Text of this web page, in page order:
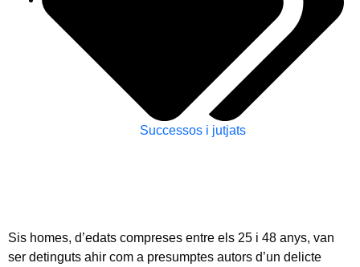
Successos i jutjats
Sis homes, d’edats compreses entre els 25 i 48 anys, van
ser detinguts ahir com a presumptes autors d’un delicte